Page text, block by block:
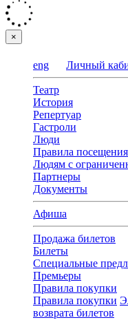
×
eng Личный
Театр
История
Репертуар
Гастроли
Люди
Правила посещения
Людям с
Партнеры
Документы
Афиша
Продажа билетов
Билеты
Специальные
Премьеры
Правила покупки
Правила покупки
возврата билетов